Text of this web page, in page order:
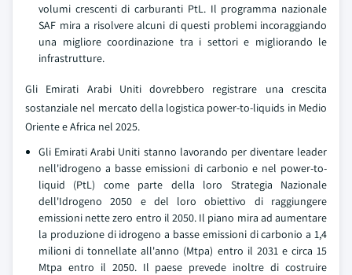
volumi crescenti di carburanti PtL. Il programma nazionale
SAF mira a risolvere alcuni di questi problemi incoraggiando
una migliore coordinazione tra i settori e migliorando le
infrastrutture.
Gli Emirati Arabi Uniti dovrebbero registrare una crescita
sostanziale nel mercato della logistica power-to-liquids in Medio
Oriente e Africa nel 2025.
Gli Emirati Arabi Uniti stanno lavorando per diventare leader
nell'idrogeno a basse emissioni di carbonio e nel power-to-
liquid (PtL) come parte della loro Strategia Nazionale
dell'Idrogeno 2050 e del loro obiettivo di raggiungere
emissioni nette zero entro il 2050. Il piano mira ad aumentare
la produzione di idrogeno a basse emissioni di carbonio a 1,4
milioni di tonnellate all'anno (Mtpa) entro il 2031 e circa 15
Mtpa entro il 2050. Il paese prevede inoltre di costruire